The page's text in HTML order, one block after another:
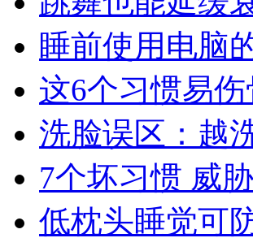
睡前使用电脑
这6个习惯易
洗脸误区：越
7个坏习惯 威
低枕头睡觉可